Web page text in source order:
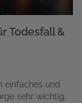
Todesfall &
einfaches und
sehr wichtig.